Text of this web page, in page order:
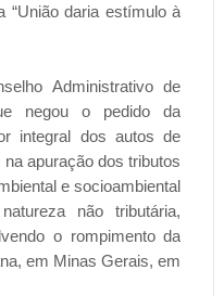
“União daria estímulo à
Administrativo de
negou o pedido da
integral dos autos de
apuração dos tributos
e socioambiental
não tributária,
o rompimento da
em Minas Gerais, em